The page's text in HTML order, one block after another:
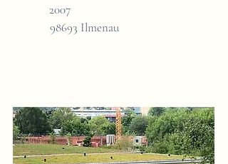
2007
98693 Ilmenau